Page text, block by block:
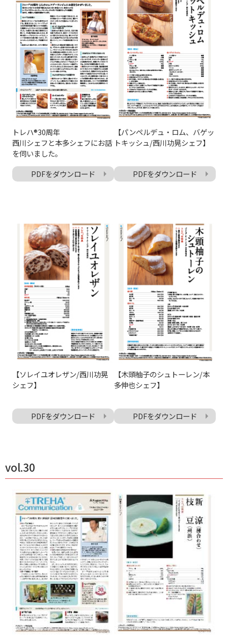
トレハ®30周年
西川シェフと本多シェフにお話
を伺いました。
PDFをダウンロード
【パンペルデュ・ロム、バゲッ
トキッシュ/西川功晃シェフ】
PDFをダウンロード
【ソレイユオレザン/西川功晃
シェフ】
PDFをダウンロード
【木頭柚子のシュトーレン/本
多伸也シェフ】
PDFをダウンロード
vol.30